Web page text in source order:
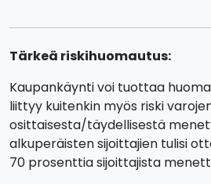
Tärkeä riskihuomautus:
Kaupankäynti voi tuottaa
liittyy kuitenkin myös riski
osittaisesta/täydellisestä
alkuperäisten sijoittajien tulisi
70 prosenttia sijoittajista